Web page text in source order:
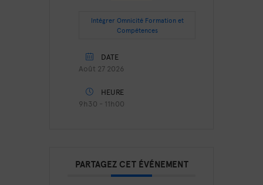
Intégrer Omnicité Formation et
Compétences
DATE
Août 27 2026
HEURE
9h30 - 11h00
PARTAGEZ CET ÉVÉNEMENT